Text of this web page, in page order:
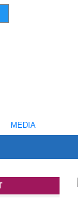
MEDIA